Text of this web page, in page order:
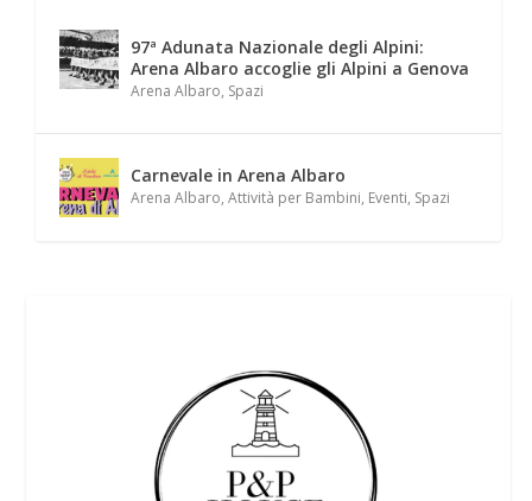
97ª Adunata Nazionale degli Alpini:
Arena Albaro accoglie gli Alpini a Genova
Arena Albaro, Spazi
Carnevale in Arena Albaro
Arena Albaro,Attività per Bambini, Eventi, Spazi